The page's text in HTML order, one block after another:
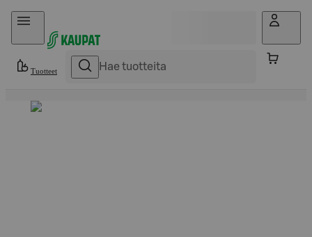
Hyppää sisältöön
Tuotteet